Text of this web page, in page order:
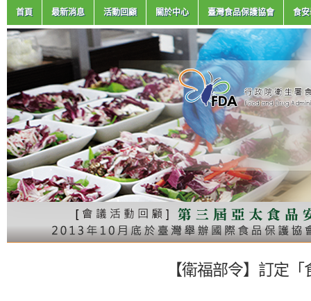
首頁 最新消息 活動回顧 關於中心 臺灣食品保護協會 食
【衛福部令】訂定